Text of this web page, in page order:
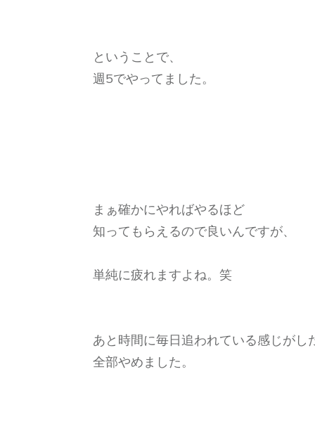
ということで、
週5でやってました。
まぁ確かにやればやるほど
知ってもらえるので良いんですが、
単純に疲れますよね。笑
あと時間に毎日追われている感じがし
全部やめました。